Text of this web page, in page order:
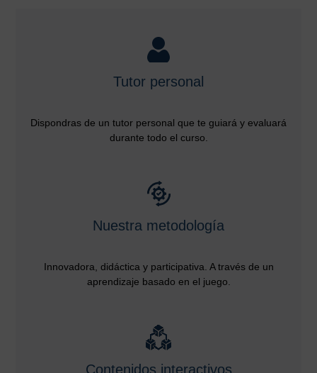
Tutor personal
Dispondras de un tutor personal que te guiará y evaluará
durante todo el curso.
Nuestra metodología
Innovadora, didáctica y participativa. A través de un
aprendizaje basado en el juego.
Contenidos interactivos